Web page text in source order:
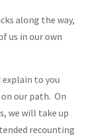
along the way,
us in our own
to you
our path. On
we will take up
recounting